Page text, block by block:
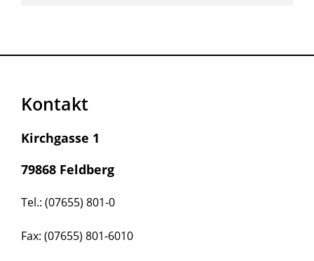
Kontakt
Kirchgasse 1
79868 Feldberg
Tel.: (07655) 801-0
Fax: (07655) 801-6010